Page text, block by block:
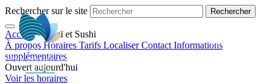
Rechercher sur le site
FR
Accueil>Thaï et Sushi
À propos Horaires Tarifs Localiser Contact Informations
supplémentaires
Ouvert aujourd'hui
Voir les horaires